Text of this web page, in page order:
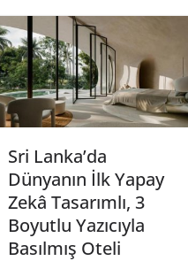
Sri Lanka’da
Dünyanın İlk Yapay
Zekâ Tasarımlı, 3
Boyutlu Yazıcıyla
Basılmış Oteli